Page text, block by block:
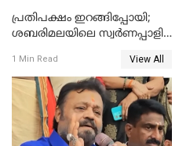
പ്രതിപക്ഷം ഇറങ്ങിപ്പോയി;
ശബരിമലയിലെ സ്വർണപ്പാളി
പ്രമേയത്തിന് അനുമതിയില്ല
WATCH VIDEO
1 Min Read View All